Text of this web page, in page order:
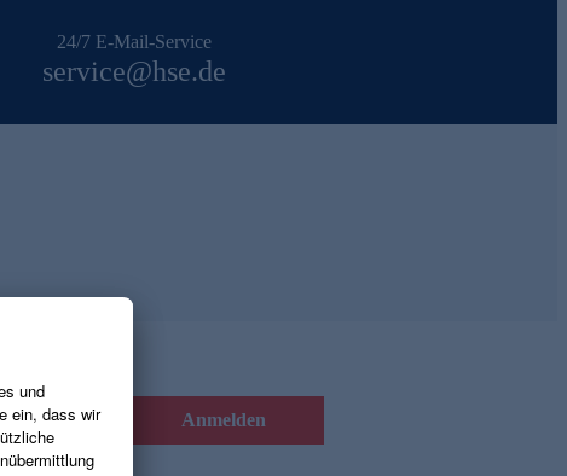
24/7 E-Mail-Service
service@hse.de
Anmelden